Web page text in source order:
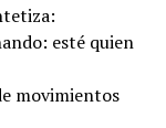
esté quien